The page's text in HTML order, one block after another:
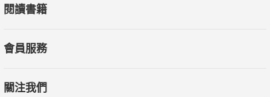
閱讀書籍
會員服務
關注我們